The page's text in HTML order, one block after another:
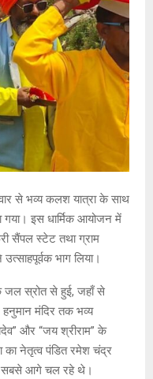
से भव्य कलश यात्रा के साथ
गया। इस धार्मिक आयोजन में
सैंपल स्टेट तथा ग्राम
भाग लिया।
स्रोत से हुई, जहाँ से
मंदिर तक भव्य
और “जय श्रीराम” के
का नेतृत्व पंडित रमेश चंद्र
सबसे आगे चल रहे थे।